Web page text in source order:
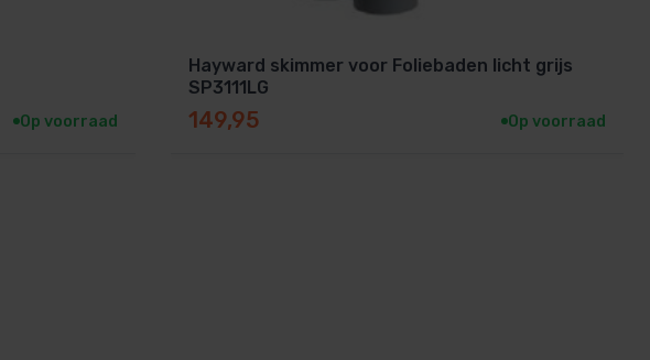
Op voorraad
Hayward skimmer voor Foliebaden licht grijs
SP3111LG
149,95 Op voorraad